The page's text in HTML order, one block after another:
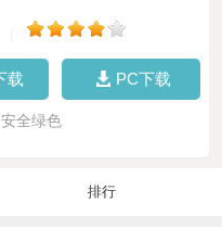
载 PC下载
全绿色
排行